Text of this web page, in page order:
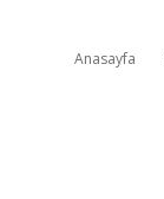
Anasayfa